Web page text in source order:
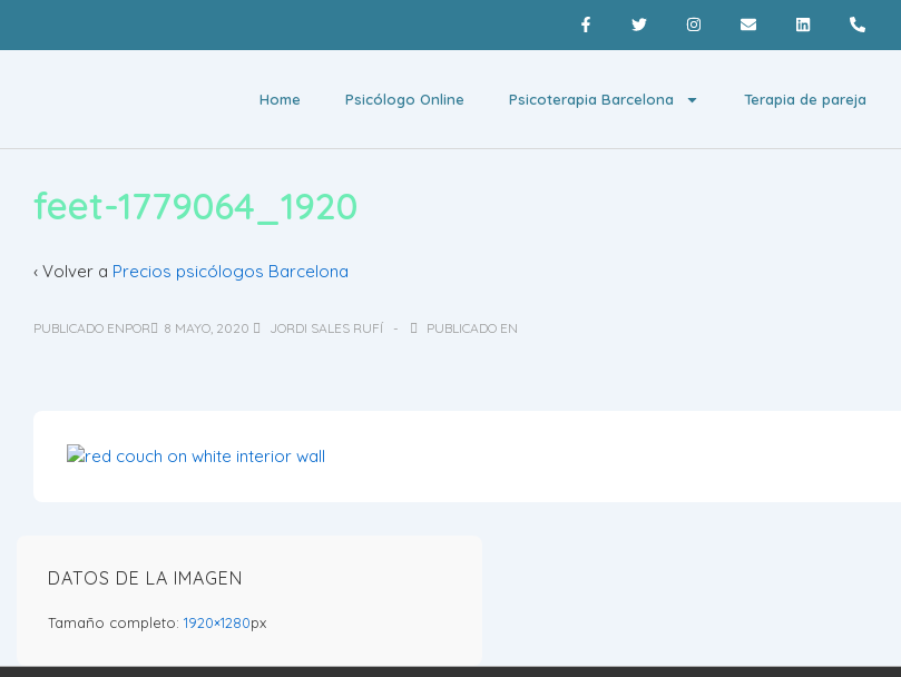
Home Psicólogo Online Psicoterapia Barcelona Terapia de pareja
feet-1779064_1920
‹ Volver a Precios psicólogos Barcelona
PUBLICADO ENPOR 8 MAYO, 2020 JORDI SALES RUFÍ PUBLICADO EN
DATOS DE LA IMAGEN
Tamaño completo: 1920×1280px